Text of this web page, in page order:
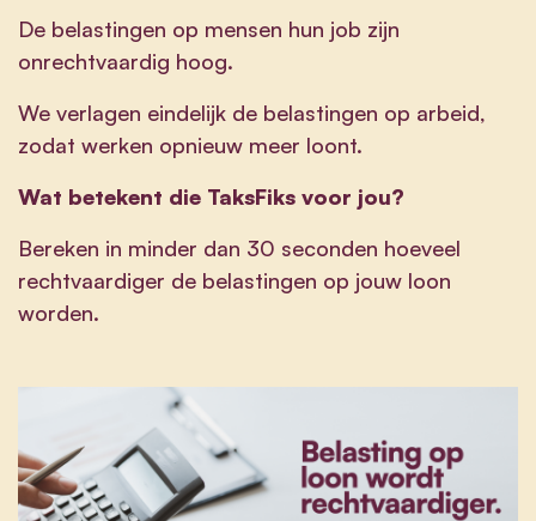
De belastingen op mensen hun job zijn
onrechtvaardig hoog.
We verlagen eindelijk de belastingen op arbeid,
zodat werken opnieuw meer loont.
Wat betekent die TaksFiks voor jou?
Bereken in minder dan 30 seconden hoeveel
rechtvaardiger de belastingen op jouw loon
worden.